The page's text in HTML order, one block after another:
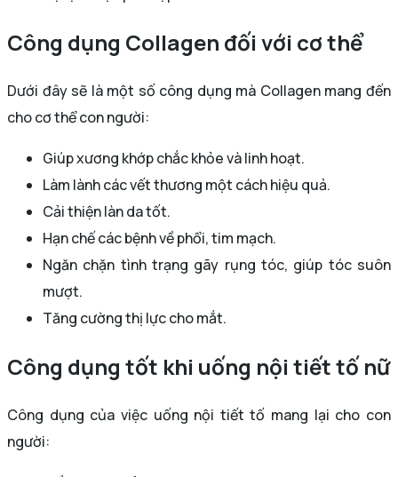
Công dụng Collagen đối với cơ thể
Dưới đây sẽ là một số công dụng mà Collagen mang đến
cho cơ thể con người:
Giúp xương khớp chắc khỏe và linh hoạt.
Làm lành các vết thương một cách hiệu quả.
Cải thiện làn da tốt.
Hạn chế các bệnh về phổi, tim mạch.
Ngăn chặn tình trạng gãy rụng tóc, giúp tóc suôn
mượt.
Tăng cường thị lực cho mắt.
Công dụng tốt khi uống nội tiết tố nữ
Công dụng của việc uống nội tiết tố mang lại cho con
người: